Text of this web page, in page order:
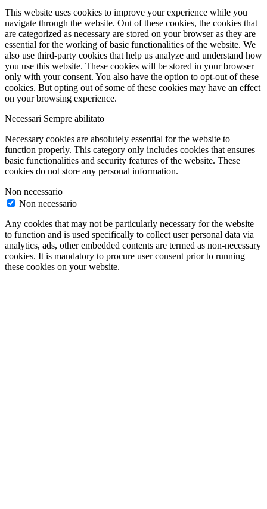
This website uses cookies to improve your experience while you
navigate through the website. Out of these cookies, the cookies that
are categorized as necessary are stored on your browser as they are
essential for the working of basic functionalities of the website. We
also use third-party cookies that help us analyze and understand how
you use this website. These cookies will be stored in your browser
only with your consent. You also have the option to opt-out of these
cookies. But opting out of some of these cookies may have an effect
on your browsing experience.
Necessari Sempre abilitato
Necessary cookies are absolutely essential for the website to
function properly. This category only includes cookies that ensures
basic functionalities and security features of the website. These
cookies do not store any personal information.
Non necessario
Non necessario
Any cookies that may not be particularly necessary for the website
to function and is used specifically to collect user personal data via
analytics, ads, other embedded contents are termed as non-necessary
cookies. It is mandatory to procure user consent prior to running
these cookies on your website.